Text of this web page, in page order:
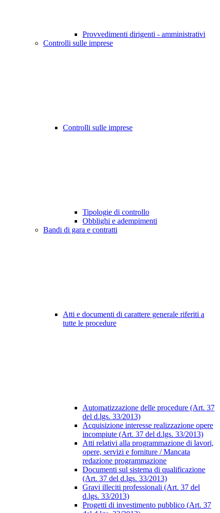
Provvedimenti dirigenti - amministrativi
Controlli sulle imprese
Controlli sulle imprese
Tipologie di controllo
Obblighi e adempimenti
Bandi di gara e contratti
Atti e documenti di carattere generale riferiti a
tutte le procedure
Automatizzazione delle procedure (Art. 37
del d.lgs. 33/2013)
Acquisizione interesse realizzazione opere
incompiute (Art. 37 del d.lgs. 33/2013)
Atti relativi alla programmazione di lavori,
opere, servizi e forniture / Mancata
redazione programmazione
Documenti sul sistema di qualificazione
(Art. 37 del d.lgs. 33/2013)
Gravi illeciti professionali (Art. 37 del
d.lgs. 33/2013)
Progetti di investimento pubblico (Art. 37